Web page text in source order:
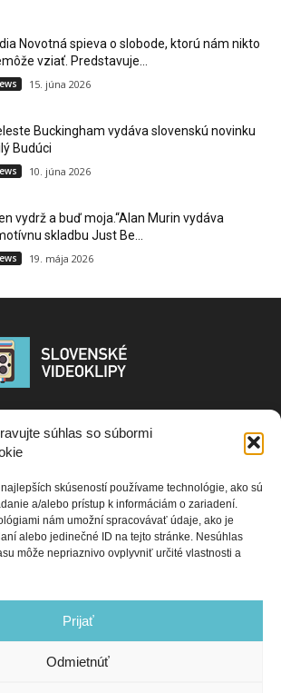
súhlas so súbormi
skúseností používame technológie, ako sú
a/alebo prístup k informáciám o zariadení.
nám umožní spracovávať údaje, ako je
alebo jedinečné ID na tejto stránke. Nesúhlas
môže nepriaznivo ovplyvniť určité vlastnosti a
Prijať
Odmietnúť
Novotná spieva o slobode, ktorú nám nikto
vziať. Predstavuje...
15. júna 2026
Buckingham vydáva slovenskú novinku
Budúci
10. júna 2026
vydrž a buď moja.“Alan Murin vydáva
skladbu Just Be...
19. mája 2026
korektúrou ani jazykovou kontrolou a sú
v akej boli dodané promotérom, alebo autorom
si vyhradzuje právo editovať dodané materiály
Ak máte záujem o spoluprácu s naším portálom,
nás na e-mail adrese: